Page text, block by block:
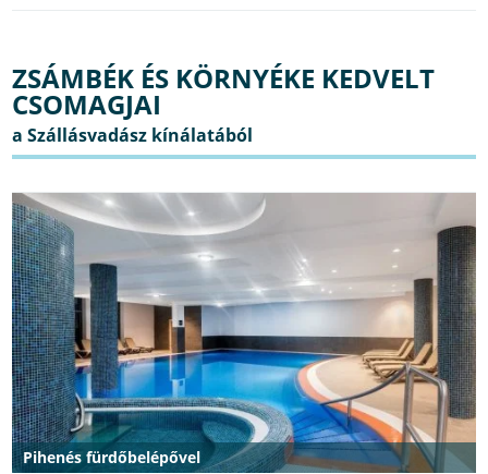
ZSÁMBÉK ÉS KÖRNYÉKE KEDVELT
CSOMAGJAI
Pihenés fürdőbelépővel